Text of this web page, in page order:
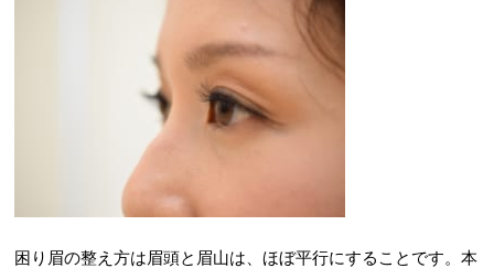
困り眉の整え方は眉頭と眉山は、ほぼ平行にすることです。本